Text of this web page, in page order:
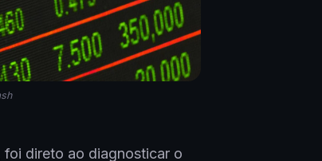
foi direto ao diagnosticar o